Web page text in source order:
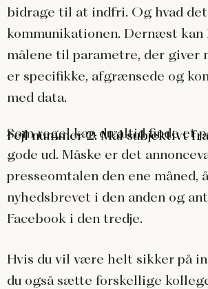
bidrage til at indfri. Og hvad
kommunikationen. Dernæst
målene til parametre, der giver
er specifikke, afgrænsede og
med data.
Fejl nummer 2: Mål subjektivt
Som regel kan du altid finde et
gode ud. Måske er det
presseomtalen den ene måned,
nyhedsbrevet i den anden og
Facebook i den tredje.
Hvis du vil være helt sikker på
du også sætte forskellige